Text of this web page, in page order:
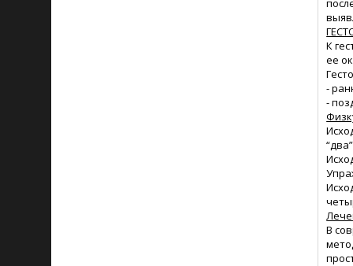
К
ее
-
-
В